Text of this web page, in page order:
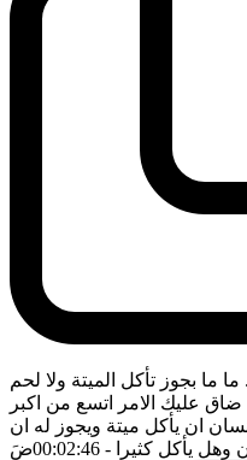
ما بجوز تأكل الميتة ولا لحم
ضاق عليك الامر اتسع من اكبر
ان يأكل ميتة ويجوز له ان
وهل يأكل كثيرا - 00:02:46 ضَ